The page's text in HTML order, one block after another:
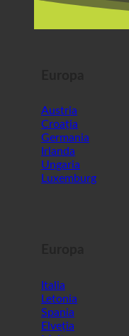
Austria
Croația
Germania
Irlanda
Ungaria
Luxemburg
Italia
Letonia
Spania
Elveția